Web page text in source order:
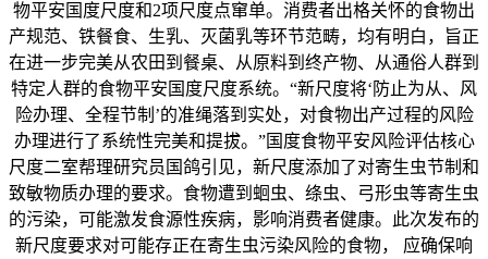
物平安国度尺度和2项尺度点窜单。消费者出格关怀的食物出
产规范、铁餐食、生乳、灭菌乳等环节范畴，均有明白，旨正
在进一步完美从农田到餐桌、从原料到终产物、从通俗人群到
特定人群的食物平安国度尺度系统。“新尺度将‘防止为从、风
险办理、全程节制’的准绳落到实处，对食物出产过程的风险
办理进行了系统性完美和提拔。”国度食物平安风险评估核心
尺度二室帮理研究员国鸽引见，新尺度添加了对寄生虫节制和
致敏物质办理的要求。食物遭到蛔虫、绦虫、弓形虫等寄生虫
的污染，可能激发食源性疾病，影响消费者健康。此次发布的
新尺度要求对可能存正在寄生虫污染风险的食物， 应确保响